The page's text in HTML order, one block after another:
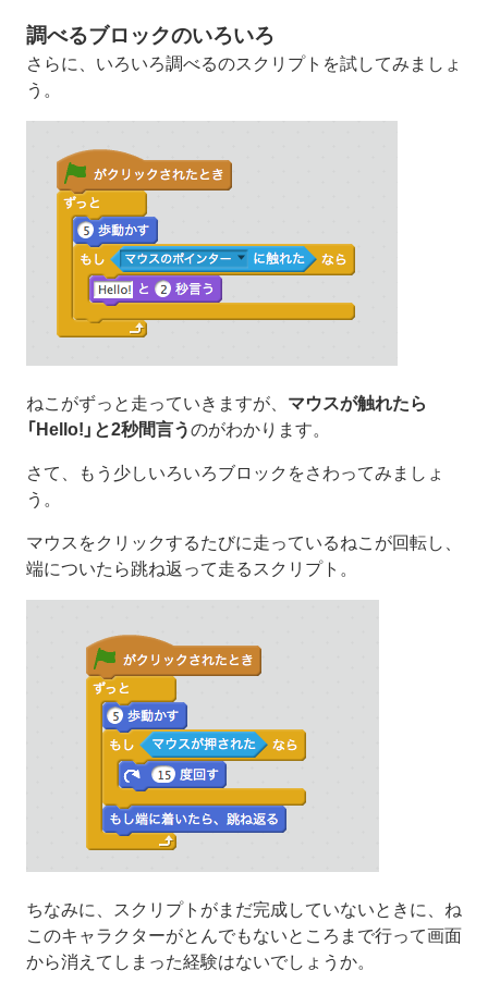
調べるブロックのいろいろ
さらに、いろいろ調べるのスクリプトを試してみましょ
う。
ねこがずっと走っていきますが、 マウスが触れたら
「Hello!」と2秒間言うのがわかります。
さて、もう少しいろいろブロックをさわってみましょ
う。
マウスをクリックするたびに走っているねこが回転し、
端についたら跳ね返って走るスクリプト。
ちなみに、スクリプトがまだ完成していないときに、ね
このキャラクターがとんでもないところまで行って画面
から消えてしまった経験はないでしょうか。